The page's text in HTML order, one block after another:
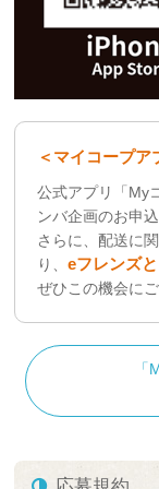
＜マイコープア
公式アプリ「My
ンバ企画のお申
さらに、配送に
り、eフレンズ
ぜひこの機会に